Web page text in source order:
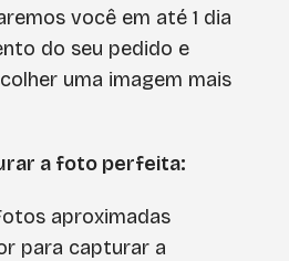
você em até 1 dia
do seu pedido e
uma imagem mais
a foto perfeita:
aproximadas
para capturar a